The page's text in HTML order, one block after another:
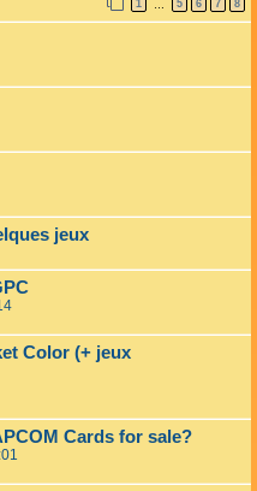
1 … 5 6 7 8
jeux
Color (+ jeux
Cards for sale?